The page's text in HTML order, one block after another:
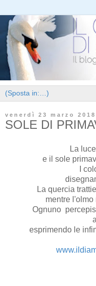
venerdì 23 marzo 2018
SOLE DI
La
e il sole
I
La quercia
mentre l'olmo
Ognuno
esprimendo le